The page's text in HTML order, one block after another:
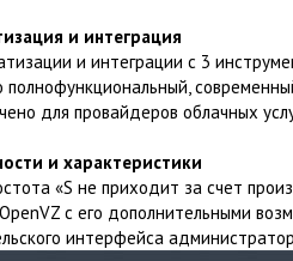
и интеграция
и интеграции с 3
полнофункциональный,
для провайдеров облачных
и характеристики
«S не приходит за счет
с его дополнительными
интерфейса